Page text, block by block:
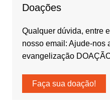
Doações
Qualquer dúvida, entre
nosso email: Ajude-nos
evangelização
Faça sua doação!